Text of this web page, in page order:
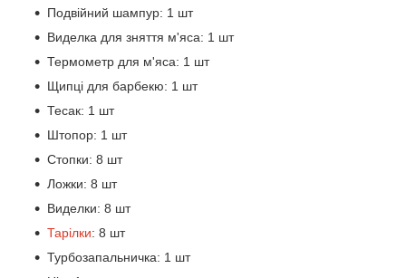
Подвійний шампур: 1 шт
Виделка для зняття м'яса: 1 шт
Термометр для м'яса: 1 шт
Щипці для барбекю: 1 шт
Тесак: 1 шт
Штопор: 1 шт
Стопки: 8 шт
Ложки: 8 шт
Виделки: 8 шт
Тарілки: 8 шт
Турбозапальничка: 1 шт